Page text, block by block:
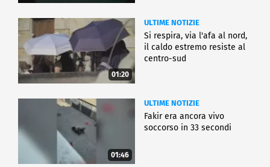
01:20
ULTIME NOTIZIE
Si respira, via l'afa al nord,
il caldo estremo resiste al
centro-sud
01:46
ULTIME NOTIZIE
Fakir era ancora vivo
soccorso in 33 secondi